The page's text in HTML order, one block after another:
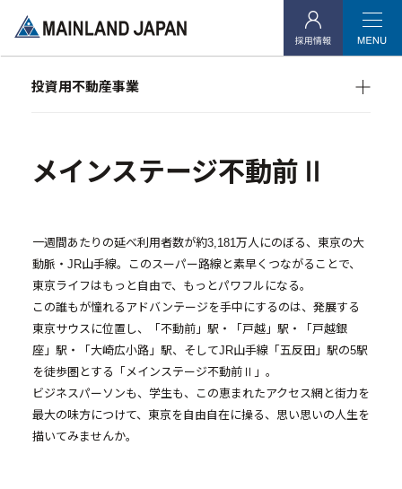
- 企業理念
- 社会貢献活動
- マンション経営をお考えの方へ
- メインランドグループの強み
- オーナーズデータ
- メインステージシリーズ
- 物件一覧
投資用不動産事業
メインステージシリーズ
メインステージ不動前Ⅱ
一週間あたりの延べ利用者数が約3,181万人にのぼる、東京の大
動脈・JR山手線。このスーパー路線と素早くつながることで、
東京ライフはもっと自由で、もっとパワフルになる。
この誰もが憧れるアドバンテージを手中にするのは、発展する
東京サウスに位置し、「不動前」駅・「戸越」駅・「戸越銀
座」駅・「大崎広小路」駅、そしてJR山手線「五反田」駅の5駅
を徒歩圏とする「メインステージ不動前Ⅱ」。
ビジネスパーソンも、学生も、この恵まれたアクセス網と街力を
最大の味方につけて、東京を自由自在に操る、思い思いの人生を
描いてみませんか。